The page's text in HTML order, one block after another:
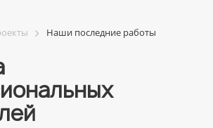
Наши последние работы